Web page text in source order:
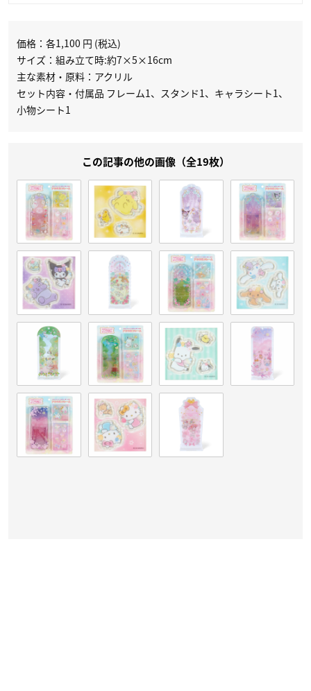
価格：各1,100 円 (税込)
サイズ：組み立て時:約7×5×16cm
主な素材・原料：アクリル
セット内容・付属品 フレーム1、スタンド1、キャラシート1、
小物シート1
この記事の他の画像（全19枚）